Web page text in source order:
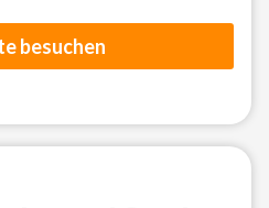
besuchen